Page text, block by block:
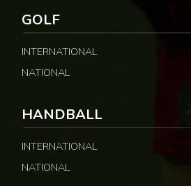
GOLF
INTERNATIONAL
NATIONAL
HANDBALL
INTERNATIONAL
NATIONAL